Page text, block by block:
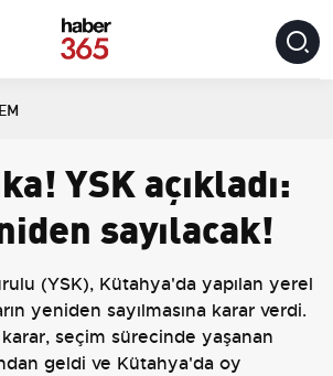
YSK açıkladı:
sayılacak!
(YSK), Kütahya'da yapılan yerel
yeniden sayılmasına karar verdi.
karar, seçim sürecinde yaşanan
geldi ve Kütahya'da oy